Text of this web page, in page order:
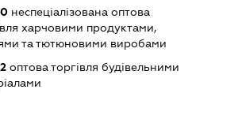
неспеціалізована оптова
харчовими продуктами,
та тютюновими виробами
оптова торгівля будівельними